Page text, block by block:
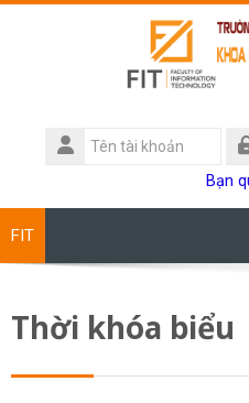
Tên
tài
Bạn
FIT
Thời khóa biểu